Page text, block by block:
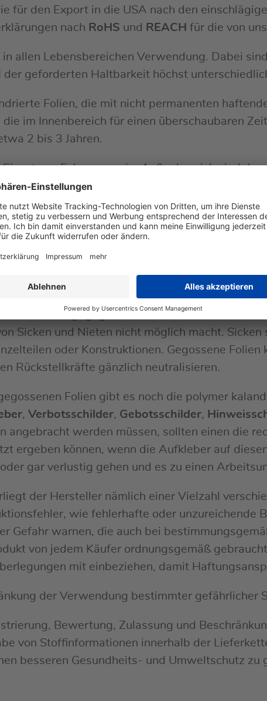
für den Export in die USA nach den
nach RoHS und REACH für die von
in allen Lebensbereichen Verwendung. Dabei
geforderten Haltbarkeit höchst
Folien, die mit nicht permanenten
im Innenbereich für einen überschaubaren
2 bis 3 Jahren.
an Fahrzeugen im Außenbereich sind
Hier werden gegossenen (cast)
eine gute Chemikalienbeständigkeit,
Alterungsbeständigkeit aus.
+200°C) temperaturbeständigen Kleber eignen
angepasste Haltbarkeit der Bedruckung zu
Die Haltbarkeit liegt bei mindestens 10 Jahren.
unbedingt gegossene Folien, weil die
Sicken und Nieten nicht möglich macht.
oder Konstruktionen. Gegossene
Rückstellkräfte gänzlich neutralisieren.
Folien gibt es noch die polymer
, Verbotsschilder, Gebotsschilder,
angebracht werden müssen, sollten einen die
ergeben können, wenn die Aufkleber auf
gar verlustig gehen und es zu einen
der Hersteller nämlich einer Vielzahl
wie fehlerhafte oder unzureichende
Gefahr warnen, die auch bei
von jedem Käufer ordnungsgemäß
mit einbeziehen, damit
der Verwendung bestimmter gefährlicher
Bewertung, Zulassung und
von Stoffinformationen innerhalb der
besseren Gesundheits- und Umweltschutz zu